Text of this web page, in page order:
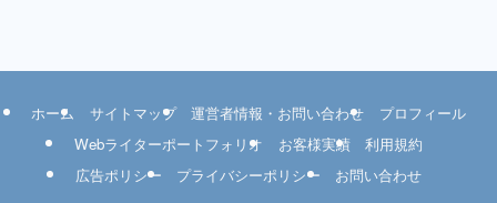
ホーム サイトマップ 運営者情報・お問い合わせ
プロフィール
Webライターポートフォリオ
お客様実績
利用規約
広告ポリシー
プライバシーポリシー お問い合わせ